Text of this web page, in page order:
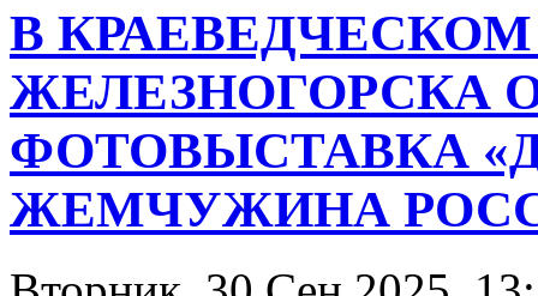
В
ЖЕЛЕЗНОГОРСКА
ФОТОВЫСТАВКА
ЖЕМЧУЖИНА